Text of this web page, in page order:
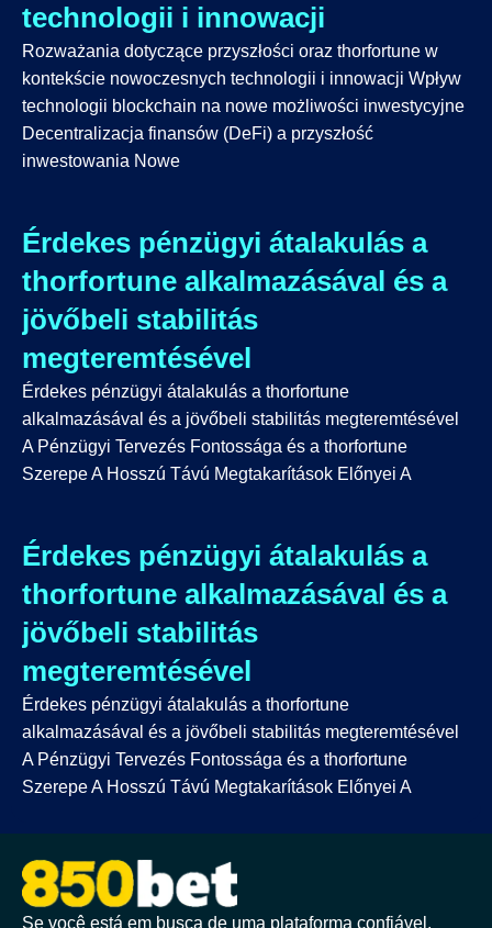
technologii i innowacji
Rozważania dotyczące przyszłości oraz thorfortune w
kontekście nowoczesnych technologii i innowacji Wpływ
technologii blockchain na nowe możliwości inwestycyjne
Decentralizacja finansów (DeFi) a przyszłość
inwestowania Nowe
Érdekes pénzügyi átalakulás a
thorfortune alkalmazásával és a
jövőbeli stabilitás
megteremtésével
Érdekes pénzügyi átalakulás a thorfortune
alkalmazásával és a jövőbeli stabilitás megteremtésével
A Pénzügyi Tervezés Fontossága és a thorfortune
Szerepe A Hosszú Távú Megtakarítások Előnyei A
Érdekes pénzügyi átalakulás a
thorfortune alkalmazásával és a
jövőbeli stabilitás
megteremtésével
Érdekes pénzügyi átalakulás a thorfortune
alkalmazásával és a jövőbeli stabilitás megteremtésével
A Pénzügyi Tervezés Fontossága és a thorfortune
Szerepe A Hosszú Távú Megtakarítások Előnyei A
Se você está em busca de uma plataforma confiável,